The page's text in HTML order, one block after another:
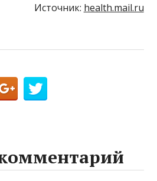
Источник: health.mail.ru